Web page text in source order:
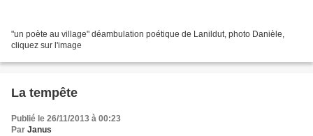
"un poète au village" déambulation poétique de Lanildut, photo Danièle,
cliquez sur l'image
La tempête
Publié le 26/11/2013 à 00:23
Par Janus